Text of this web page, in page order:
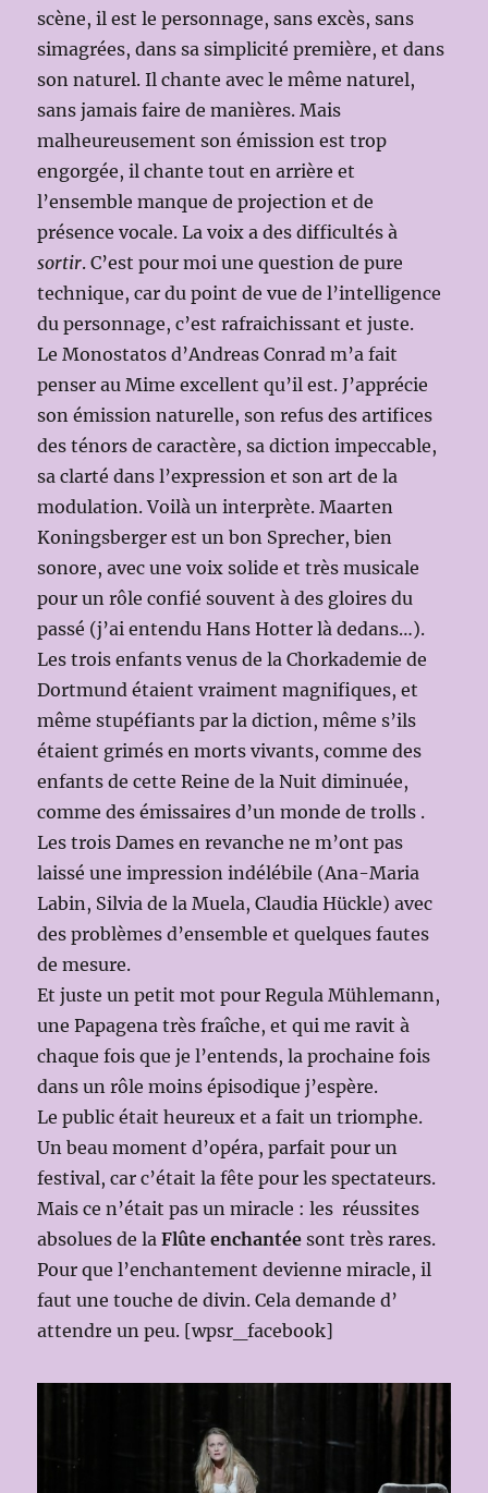
scène, il est le personnage, sans excès, sans
simagrées, dans sa simplicité première, et dans
son naturel. Il chante avec le même naturel,
sans jamais faire de manières. Mais
malheureusement son émission est trop
engorgée, il chante tout en arrière et
l’ensemble manque de projection et de
présence vocale. La voix a des difficultés à
sortir. C’est pour moi une question de pure
technique, car du point de vue de l’intelligence
du personnage, c’est rafraichissant et juste.
Le Monostatos d’Andreas Conrad m’a fait
penser au Mime excellent qu’il est. J’apprécie
son émission naturelle, son refus des artifices
des ténors de caractère, sa diction impeccable,
sa clarté dans l’expression et son art de la
modulation. Voilà un interprète. Maarten
Koningsberger est un bon Sprecher, bien
sonore, avec une voix solide et très musicale
pour un rôle confié souvent à des gloires du
passé (j’ai entendu Hans Hotter là dedans…).
Les trois enfants venus de la Chorkademie de
Dortmund étaient vraiment magnifiques, et
même stupéfiants par la diction, même s’ils
étaient grimés en morts vivants, comme des
enfants de cette Reine de la Nuit diminuée,
comme des émissaires d’un monde de trolls .
Les trois Dames en revanche ne m’ont pas
laissé une impression indélébile (Ana-Maria
Labin, Silvia de la Muela, Claudia Hückle) avec
des problèmes d’ensemble et quelques fautes
de mesure.
Et juste un petit mot pour Regula Mühlemann,
une Papagena très fraîche, et qui me ravit à
chaque fois que je l’entends, la prochaine fois
dans un rôle moins épisodique j’espère.
Le public était heureux et a fait un triomphe.
Un beau moment d’opéra, parfait pour un
festival, car c’était la fête pour les spectateurs.
Mais ce n’était pas un miracle : les réussites
absolues de laFlûte enchantée sont très rares.
Pour que l’enchantement devienne miracle, il
faut une touche de divin. Cela demande d’
attendre un peu. [wpsr_facebook]